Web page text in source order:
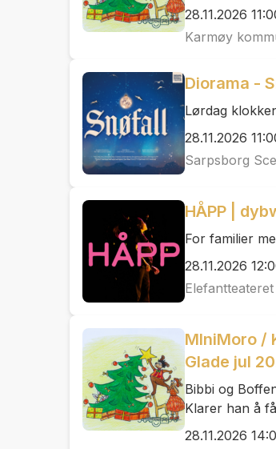
28.11.2026
Karmøy
Diorama -
Lørdag
28.11.2026
Sarpsborg
HÅPP |
For familier
28.11.2026
Elefantteateret
MIniMoro /
Glade jul
Bibbi og
Klarer han å
28.11.2026